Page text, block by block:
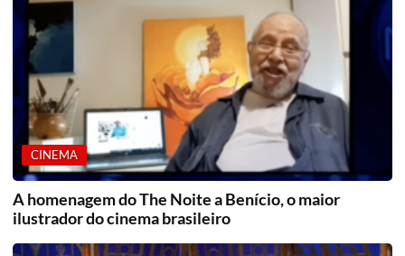
CINEMA
A homenagem do The Noite a Benício, o maior
ilustrador do cinema brasileiro